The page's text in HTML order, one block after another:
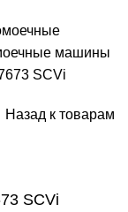
машины
SCVi
Назад к товарам
SCVi